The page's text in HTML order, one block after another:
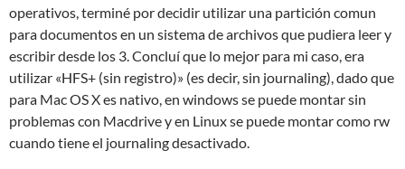
operativos, terminé por decidir utilizar una partición comun
para documentos en un sistema de archivos que pudiera leer y
escribir desde los 3. Concluí que lo mejor para mi caso, era
utilizar «HFS+ (sin registro)» (es decir, sin journaling), dado que
para Mac OS X es nativo, en windows se puede montar sin
problemas con Macdrive y en Linux se puede montar como rw
cuando tiene el journaling desactivado.